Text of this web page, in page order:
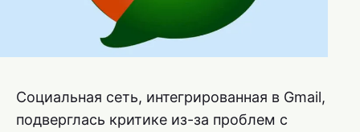
Социальная сеть, интегрированная в Gmail,
подверглась критике из-за проблем с